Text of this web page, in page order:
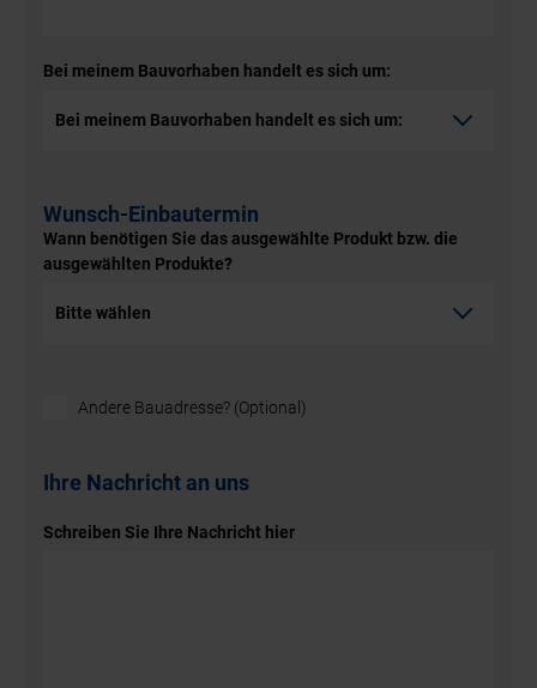
Bei meinem Bauvorhaben handelt es sich um:
Wunsch-Einbautermin
Wann benötigen Sie das ausgewählte Produkt bzw. die
ausgewählten Produkte?
Andere Bauadresse? (Optional)
Ihre Nachricht an uns
Schreiben Sie Ihre Nachricht hier